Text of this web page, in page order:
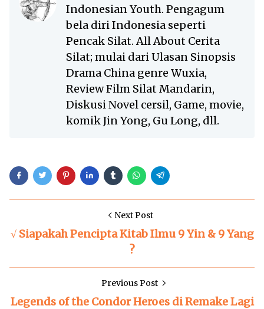
Indonesian Youth. Pengagum
bela diri Indonesia seperti
Pencak Silat. All About Cerita
Silat; mulai dari Ulasan Sinopsis
Drama China genre Wuxia,
Review Film Silat Mandarin,
Diskusi Novel cersil, Game, movie,
komik Jin Yong, Gu Long, dll.
Next Post
√ Siapakah Pencipta Kitab Ilmu 9 Yin & 9 Yang
?
Previous Post
Legends of the Condor Heroes di Remake Lagi